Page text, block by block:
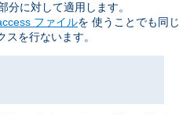
に対して適用します。
ファイルを 使うことでも同じ
を行ないます。